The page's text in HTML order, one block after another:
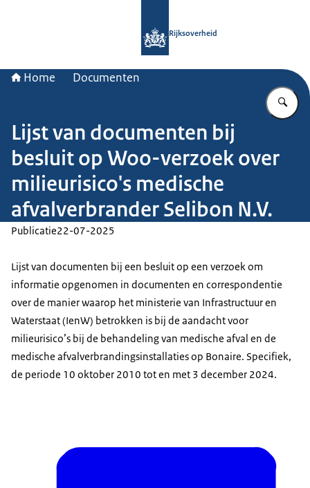
Rijksoverheid
Home Documenten
Lijst van documenten bij
besluit op Woo-verzoek over
milieurisico's medische
afvalverbrander Selibon N.V.
Publicatie22-07-2025
Lijst van documenten bij een besluit op een verzoek om
informatie opgenomen in documenten en correspondentie
over de manier waarop het ministerie van Infrastructuur en
Waterstaat (IenW) betrokken is bij de aandacht voor
milieurisico’s bij de behandeling van medische afval en de
medische afvalverbrandingsinstallaties op Bonaire. Specifiek,
de periode 10 oktober 2010 tot en met 3 december 2024.